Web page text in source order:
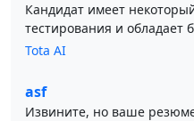
Кандидат имеет
тестирования и обладает
Tota AI
asf
Извините, но ваше